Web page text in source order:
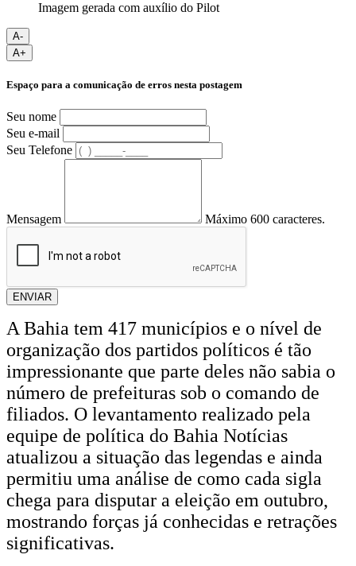
Imagem gerada com auxílio do Pilot
A-
A+
Espaço para a comunicação de erros nesta postagem
Seu nome
Seu e-mail
Seu Telefone
Mensagem Máximo 600 caracteres.
ENVIAR
A Bahia tem 417 municípios e o nível de
organização dos partidos políticos é tão
impressionante que parte deles não sabia o
número de prefeituras sob o comando de
filiados. O levantamento realizado pela
equipe de política do Bahia Notícias
atualizou a situação das legendas e ainda
permitiu uma análise de como cada sigla
chega para disputar a eleição em outubro,
mostrando forças já conhecidas e retrações
significativas.